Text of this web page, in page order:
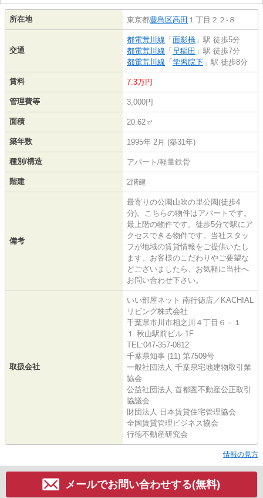
所在地 東京都豊島区高田 １丁目２２-８
交通
都電荒川線 「 面影橋 」駅 徒歩5分
都電荒川線 「 早稲田 」駅 徒歩7分
都電荒川線 「 学習院下 」駅 徒歩8分
賃料 7.3万円
管理費等 3,000円
面積 20.62㎡
築年数 1995年 2月 (築31年)
種別/構造 アパート/軽量鉄骨
階建 2階建
備考
最寄りの公園山吹の里公園(徒歩4
分)。こちらの物件はアパートです。
最上階の物件です。徒歩5分で駅にア
クセスできる物件です。当社スタッ
フが地域の賃貸情報をご提供いたし
ます。お客様のこだわりやご要望な
どございましたら、お気軽に当社へ
お問い合わせ下さい。
取扱会社
いい部屋ネット 南行徳店／KACHIAL
リビング株式会社
千葉県市川市相之川４丁目６－１
１ 秋山駅前ビル 1F
TEL:047-357-0812
千葉県知事 (11) 第7509号
一般社団法人 千葉県宅地建物取引業
協会
公益社団法人 首都圏不動産公正取引
協議会
財団法人 日本賃貸住宅管理協会
全国賃貸管理ビジネス協会
行徳不動産研究会
情報の見方
メールでお問い合わせする(無料)